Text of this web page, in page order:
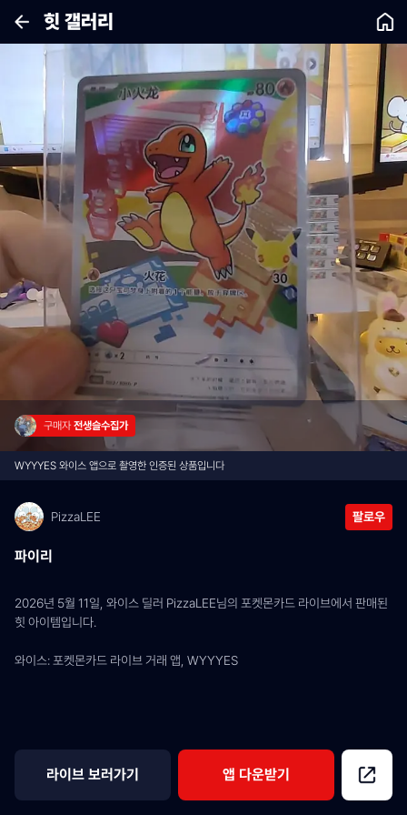
힛 갤러리
구매자 전생슬수집가
WYYYES 와이스 앱으로 촬영한 인증된 상품입니다
PizzaLEE 팔로우
파이리
2026년 5월 11일, 와이스 딜러 PizzaLEE님의 포켓몬카드 라이브에서 판매된
힛 아이템입니다.
와이스: 포켓몬카드 라이브 거래 앱, WYYYES
라이브 보러가기 앱 다운받기